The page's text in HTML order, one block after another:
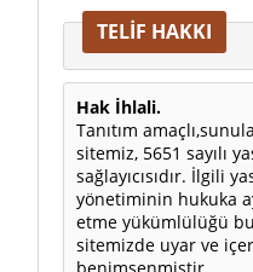
TELİF HAKKI
Hak İhlali.
Tanıtım
sitemiz, 5651 sayılı
sağlayıcısıdır. İlgili
yönetiminin hukuka
etme yükümlülüğü
sitemizde uyar ve